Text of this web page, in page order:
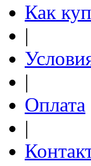
Как
|
|
Оплата
|